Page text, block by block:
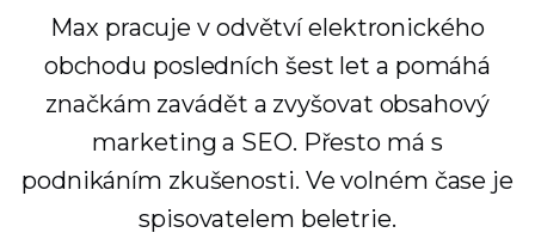
Max pracuje v odvětví elektronického
obchodu posledních šest let a pomáhá
značkám zavádět a zvyšovat obsahový
marketing a SEO. Přesto má s
podnikáním zkušenosti. Ve volném čase je
spisovatelem beletrie.